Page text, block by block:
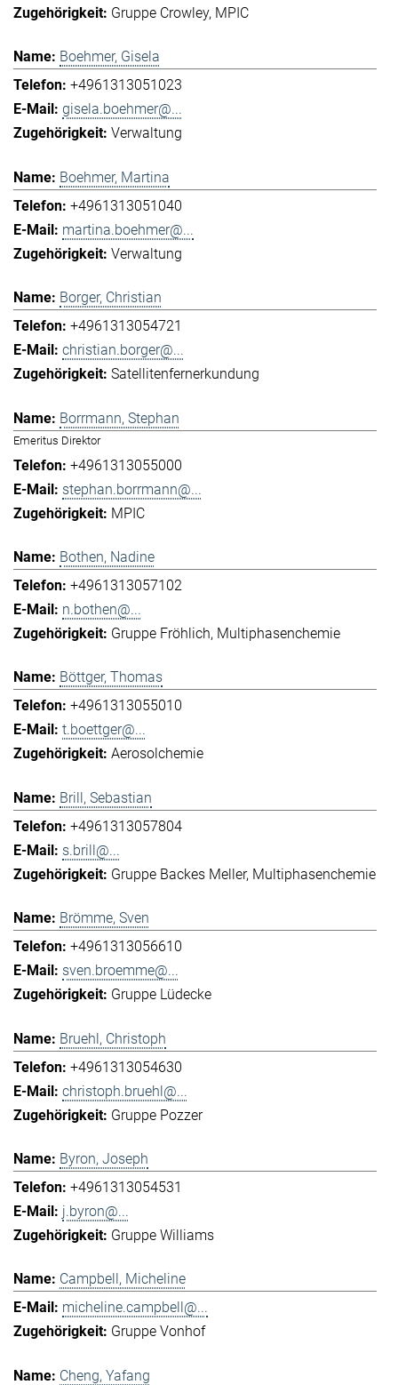
Gruppe Crowley MPIC
Boehmer, Gisela
+4961313051023
gisela.boehmer@...
Verwaltung
Boehmer, Martina
+4961313051040
martina.boehmer@...
Verwaltung
Borger, Christian
+4961313054721
christian.borger@...
Satellitenfernerkundung
Borrmann, Stephan
Emeritus Direktor
+4961313055000
stephan.borrmann@...
MPIC
Bothen, Nadine
+4961313057102
n.bothen@...
Gruppe Fröhlich Multiphasenchemie
Böttger, Thomas
+4961313055010
t.boettger@...
Aerosolchemie
Brill, Sebastian
+4961313057804
s.brill@...
Gruppe Backes Meller Multiphasenchemie
Brömme, Sven
+4961313056610
sven.broemme@...
Gruppe Lüdecke
Bruehl, Christoph
+4961313054630
christoph.bruehl@...
Gruppe Pozzer
Byron, Joseph
+4961313054531
j.byron@...
Gruppe Williams
Campbell, Micheline
micheline.campbell@...
Gruppe Vonhof
Cheng, Yafang